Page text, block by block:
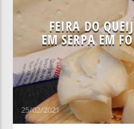
FEIRA DO
EM SERPA EM
25/02/2021